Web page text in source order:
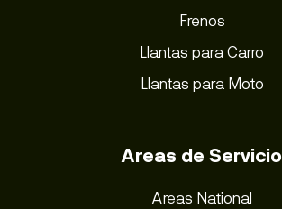
Frenos
Llantas para Carro
Llantas para Moto
Areas de Servicio
Areas National